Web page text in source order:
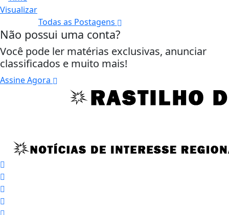
Visualizar
Todas as Postagens
Não possui uma conta?
Você pode ler matérias exclusivas, anunciar
classificados e muito mais!
Assine Agora